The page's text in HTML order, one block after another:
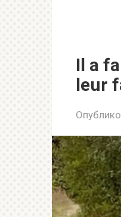
Il a
leur